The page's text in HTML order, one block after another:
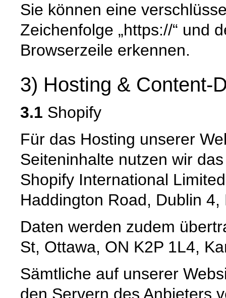
Sie können eine
Zeichenfolge „https://“ und
Browserzeile erkennen.
3) Hosting & Content-
3.1 Shopify
Für das Hosting unserer
Seiteninhalte nutzen wir
Shopify International
Haddington Road, Dublin 4,
Daten werden zudem
St, Ottawa, ON K2P 1L4,
Sämtliche auf unserer
den Servern des Anbieters